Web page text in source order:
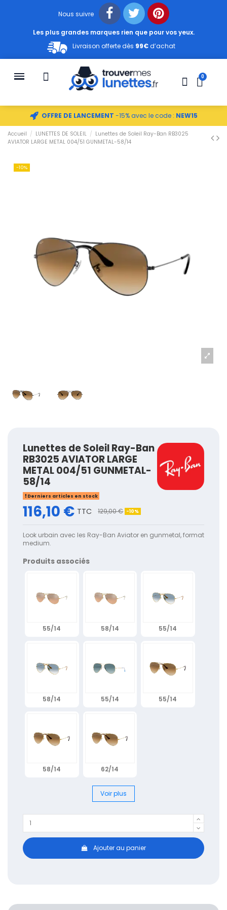
Nous suivre
Les plus grandes marques rien que pour vos yeux.
Livraison offerte dès 99€d’achat
OFFRE DE LANCEMENT -15% avec le code : NEW15
Accueil LUNETTES DE SOLEIL
Lunettes de Soleil Ray-Ban RB3025
AVIATOR LARGE METAL 004/51 GUNMETAL-58/14
-10%
Lunettes de Soleil Ray-Ban
RB3025 AVIATOR LARGE
METAL 004/51 GUNMETAL-
58/14
Derniers articles en stock
116,10 € TTC 129,00 € -10%
Look urbain avec les Ray-Ban Aviator en gunmetal, format
medium.
Produits associés
55/14 58/14 55/14
58/14 55/14 55/14
58/14 62/14
Voir plus
Ajouter au panier